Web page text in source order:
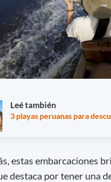
Leé también
3 playas peruanas para
estas embarcaciones
destaca por tener una